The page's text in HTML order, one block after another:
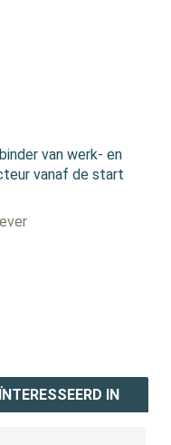
van werk- en
vanaf de start
IN